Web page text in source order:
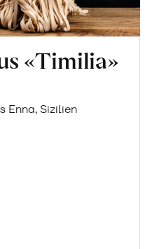
«Timilia»
Enna, Sizilien